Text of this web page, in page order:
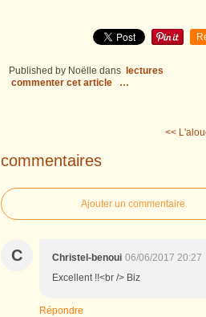
Published by Noëlle dans
lectures
commenter cet article
…
<<
commentaires
Ajouter un commentaire
C Christel-benoui 06/06/2017 20:27
Excellent !!<br /> Biz
Répondre